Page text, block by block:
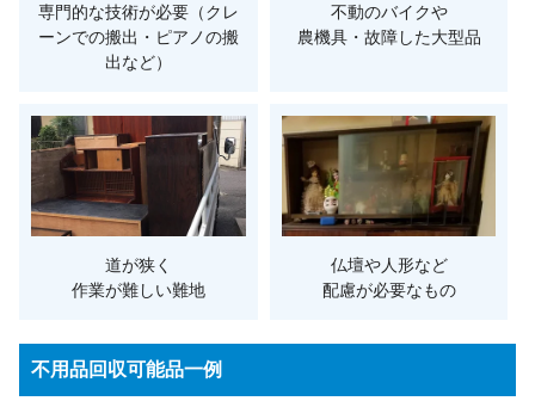
専門的な技術が必要（クレ
ーンでの搬出・ピアノの搬
出など）
不動のバイクや
農機具・故障した大型品
道が狭く
作業が難しい難地
仏壇や人形など
配慮が必要なもの
不用品回収可能品一例